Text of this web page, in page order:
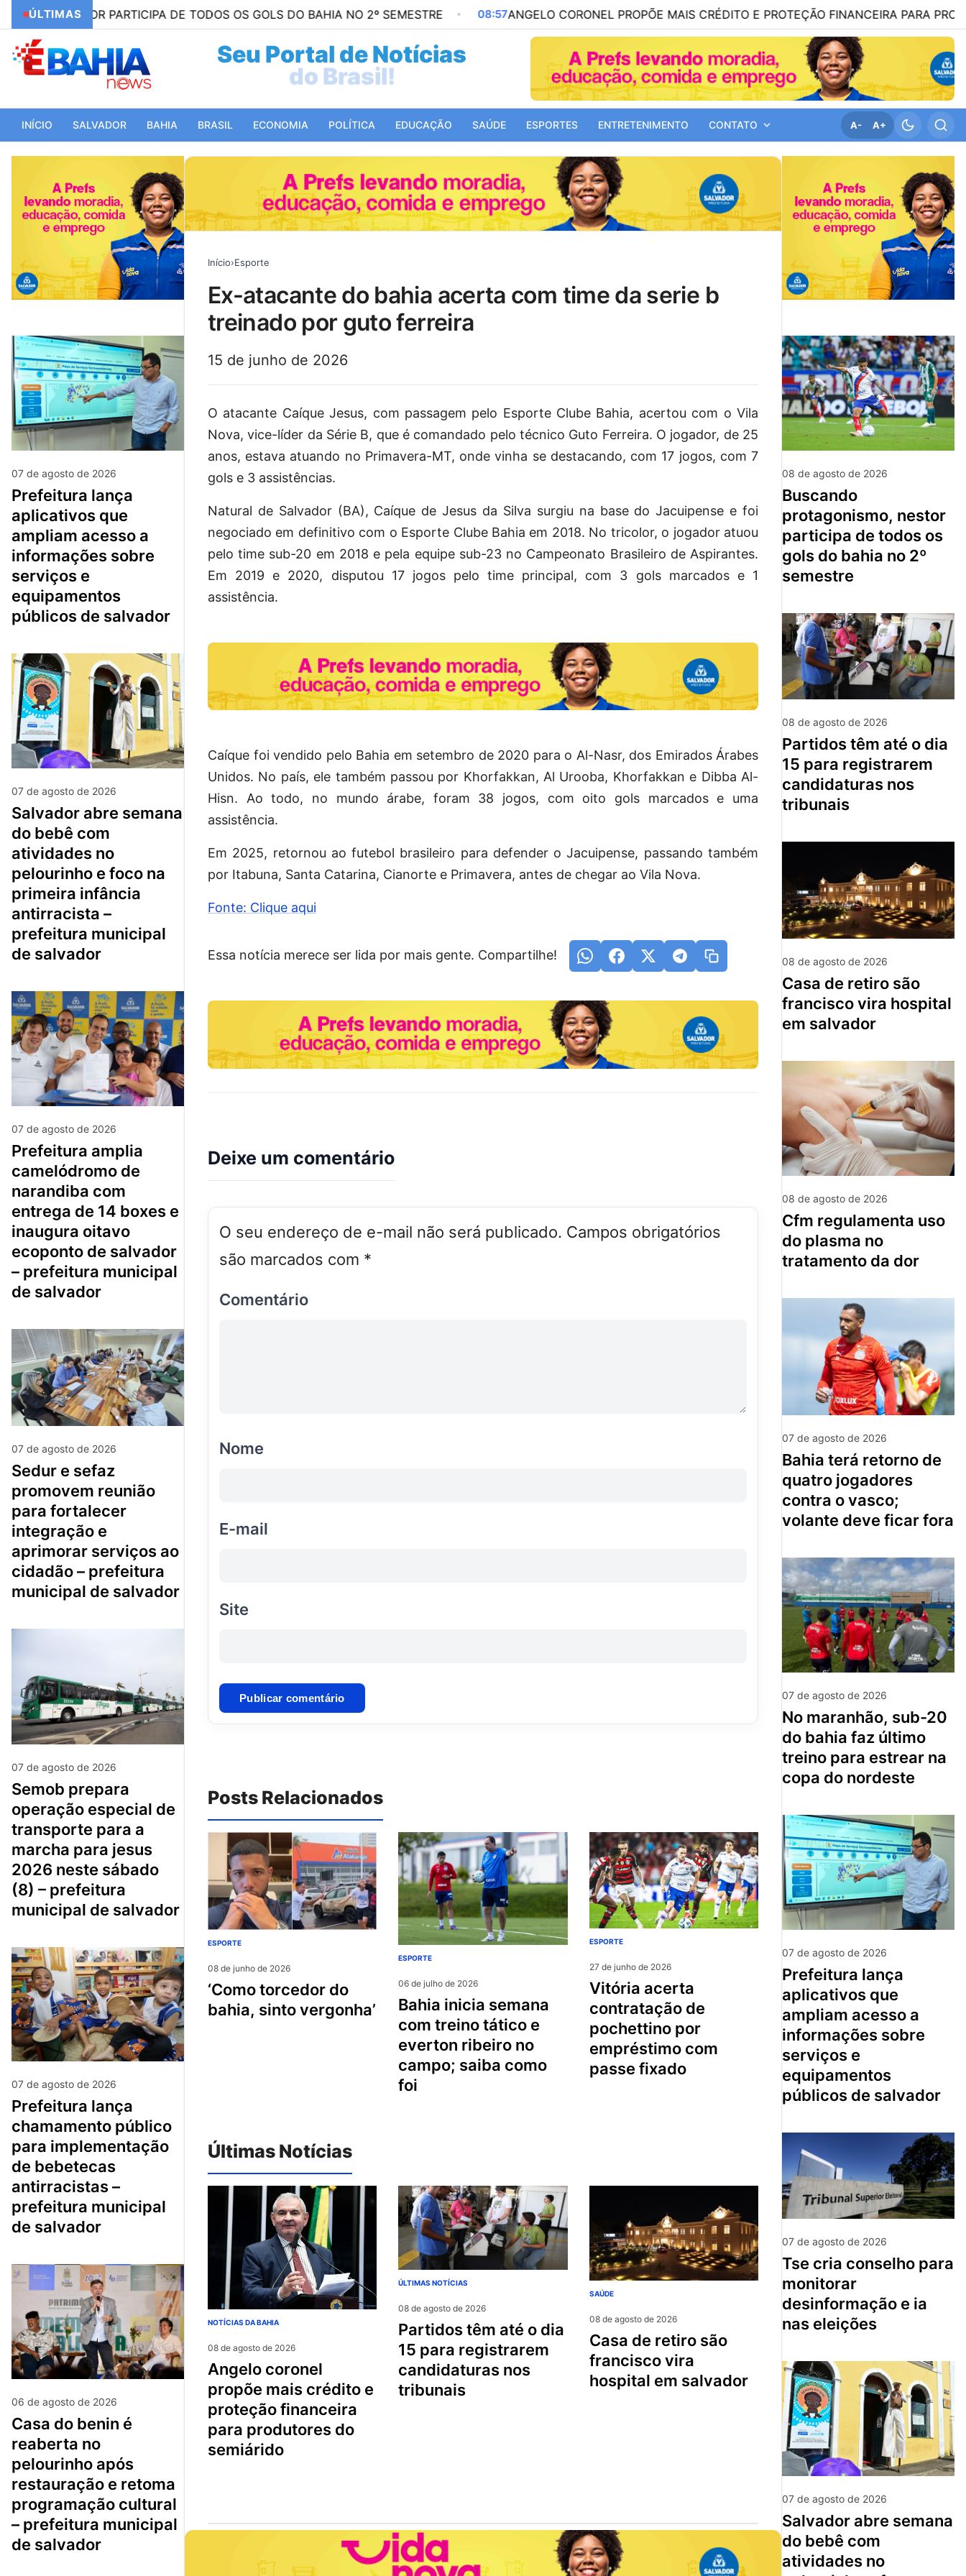
ÚLTIMAS
PARTICIPA DE TODOS OS GOLS DO BAHIA NO 2º SEMESTRE 08:57ANGELO CORONEL PROPÕE MAIS CRÉDITO E PROTEÇÃO FINANCEIRA PARA PRODUTORES DO
Seu Portal de Notícias
do Mundo!
INÍCIO SALVADOR BAHIA BRASIL ECONOMIA POLÍTICA EDUCAÇÃO SAÚDE ESPORTES ENTRETENIMENTO CONTATO A- A+
07 de agosto de 2026
prefeitura lança
aplicativos que
ampliam acesso a
informações sobre
serviços e
equipamentos
públicos de salvador
07 de agosto de 2026
salvador abre semana
do bebê com
atividades no
pelourinho e foco na
primeira infância
antirracista –
prefeitura municipal
de salvador
07 de agosto de 2026
prefeitura amplia
camelódromo de
narandiba com
entrega de 14 boxes e
inaugura oitavo
ecoponto de salvador
– prefeitura municipal
de salvador
07 de agosto de 2026
sedur e sefaz
promovem reunião
para fortalecer
integração e
aprimorar serviços ao
cidadão – prefeitura
municipal de salvador
07 de agosto de 2026
semob prepara
operação especial de
transporte para a
marcha para jesus
2026 neste sábado
(8) – prefeitura
municipal de salvador
07 de agosto de 2026
prefeitura lança
chamamento público
para implementação
de bebetecas
antirracistas –
prefeitura municipal
de salvador
06 de agosto de 2026
casa do benin é
reaberta no
pelourinho após
restauração e retoma
programação cultural
– prefeitura municipal
de salvador
Início›Esporte
ex-atacante do bahia acerta com time da serie b
treinado por guto ferreira
15 de junho de 2026
O atacante Caíque Jesus, com passagem pelo Esporte Clube Bahia, acertou com o Vila
Nova, vice-líder da Série B, que é comandado pelo técnico Guto Ferreira. O jogador, de 25
anos, estava atuando no Primavera-MT, onde vinha se destacando, com 17 jogos, com 7
gols e 3 assistências.
Natural de Salvador (BA), Caíque de Jesus da Silva surgiu na base do Jacuipense e foi
negociado em definitivo com o Esporte Clube Bahia em 2018. No tricolor, o jogador atuou
pelo time sub-20 em 2018 e pela equipe sub-23 no Campeonato Brasileiro de Aspirantes.
Em 2019 e 2020, disputou 17 jogos pelo time principal, com 3 gols marcados e 1
assistência.
Caíque foi vendido pelo Bahia em setembro de 2020 para o Al-Nasr, dos Emirados Árabes
Unidos. No país, ele também passou por Khorfakkan, Al Urooba, Khorfakkan e Dibba Al-
Hisn. Ao todo, no mundo árabe, foram 38 jogos, com oito gols marcados e uma
assistência.
Em 2025, retornou ao futebol brasileiro para defender o Jacuipense, passando também
por Itabuna, Santa Catarina, Cianorte e Primavera, antes de chegar ao Vila Nova.
Fonte: Clique aqui
Essa notícia merece ser lida por mais gente. Compartilhe!
Deixe um comentário
O seu endereço de e-mail não será publicado. Campos obrigatórios
são marcados com *
Comentário
Nome
E-mail
Site
Posts Relacionados
ESPORTE
08 de junho de 2026
‘como torcedor do
bahia, sinto vergonha’
ESPORTE
06 de julho de 2026
bahia inicia semana
com treino tático e
everton ribeiro no
campo; saiba como
foi
ESPORTE
27 de junho de 2026
vitória acerta
contratação de
pochettino por
empréstimo com
passe fixado
Últimas Notícias
NOTÍCIAS DA BAHIA
08 de agosto de 2026
angelo coronel
propõe mais crédito e
proteção financeira
para produtores do
semiárido
ÚLTIMAS NOTÍCIAS
08 de agosto de 2026
partidos têm até o dia
15 para registrarem
candidaturas nos
tribunais
SAÚDE
08 de agosto de 2026
casa de retiro são
francisco vira
hospital em salvador
08 de agosto de 2026
buscando
protagonismo, nestor
participa de todos os
gols do bahia no 2º
semestre
08 de agosto de 2026
partidos têm até o dia
15 para registrarem
candidaturas nos
tribunais
08 de agosto de 2026
casa de retiro são
francisco vira hospital
em salvador
08 de agosto de 2026
cfm regulamenta uso
do plasma no
tratamento da dor
07 de agosto de 2026
bahia terá retorno de
quatro jogadores
contra o vasco;
volante deve ficar fora
07 de agosto de 2026
no maranhão, sub-20
do bahia faz último
treino para estrear na
copa do nordeste
07 de agosto de 2026
prefeitura lança
aplicativos que
ampliam acesso a
informações sobre
serviços e
equipamentos
públicos de salvador
07 de agosto de 2026
tse cria conselho para
monitorar
desinformação e ia
nas eleições
07 de agosto de 2026
salvador abre semana
do bebê com
atividades no